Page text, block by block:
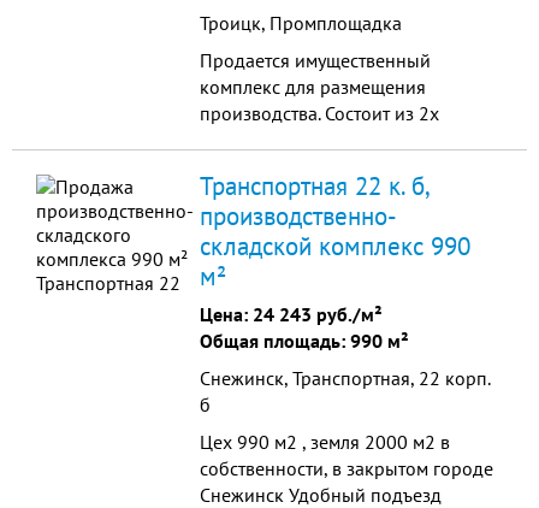
Троицк, Промплощадка
Продается имущественный
комплекс для размещения
производства. Состоит из 2х
Транспортная 22 к. б,
производственно-
складской комплекс 990
м²
Цена: 24 243 руб./м²
Общая площадь: 990 м²
Снежинск, Транспортная, 22 корп.
б
Цех 990 м2 , земля 2000 м2 в
собственности, в закрытом городе
Снежинск Удобный подъезд